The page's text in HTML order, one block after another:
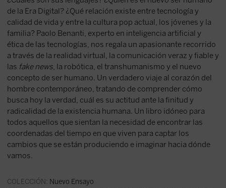
de la Era Digital? ¿Qué relación existe entre tecnología y
calidad de vida y entre la cultura pop actual, los jóvenes y la
familia? Paolo Benanti, experto en inteligencia artificial y
ética de las tecnologías, nos regala un apasionante recorrido
a través de la realidad virtual, la comunicación veraz y fiable y
las fake news, la robótica, el transhumanismo y el nuevo
concepto de ser humano. Un verdadero viaje al corazón del
hombre contemporáneo, tratando de comprender cómo
busca hoy la verdad, cuál es su actitud ante la finitud y
radicalidad de la existencia humana. Un libro idóneo para
todos aquellos que sientan la necesidad de encontrar las
coordenadas del tiempo en que viven para captar los
cambios que se están produciendo e imaginar hacia dónde
vamos.
COLECCIÓN: Nuevo Ensayo